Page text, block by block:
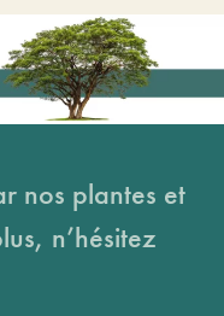
nos plantes et
n’hésitez